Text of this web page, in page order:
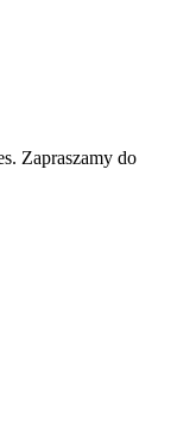
Zapraszamy do